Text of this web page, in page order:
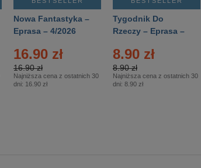
Nowa Fantastyka –
Eprasa – 4/2026
16.90 zł
16.90 zł
Najniższa cena z ostatnich 30
dni: 16.90 zł
Tygodnik Do
Rzeczy – Eprasa –
8.90 zł
8.90 zł
Najniższa cena z ostatnich 30
dni: 8.90 zł